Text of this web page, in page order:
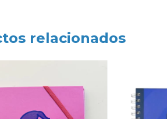
relacionados